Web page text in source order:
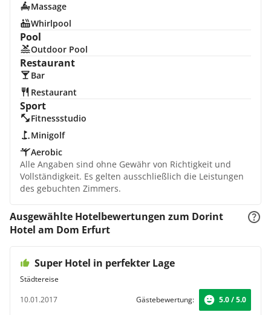
Massage
Whirlpool
Pool
Outdoor Pool
Restaurant
Bar
Restaurant
Sport
Fitnessstudio
Minigolf
Aerobic
Alle Angaben sind ohne Gewähr von Richtigkeit und
Vollständigkeit. Es gelten ausschließlich die Leistungen
des gebuchten Zimmers.
Ausgewählte Hotelbewertungen zum Dorint
Hotel am Dom Erfurt
Super Hotel in perfekter Lage
Städtereise
10.01.2017
Gästebewertung: 5.0 / 5.0